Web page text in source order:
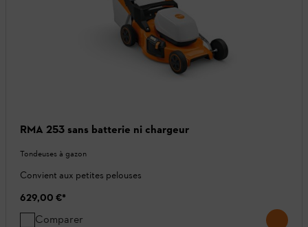
RMA 253 sans batterie ni chargeur
Tondeuses à gazon
Convient aux petites pelouses
629,00 €*
Comparer